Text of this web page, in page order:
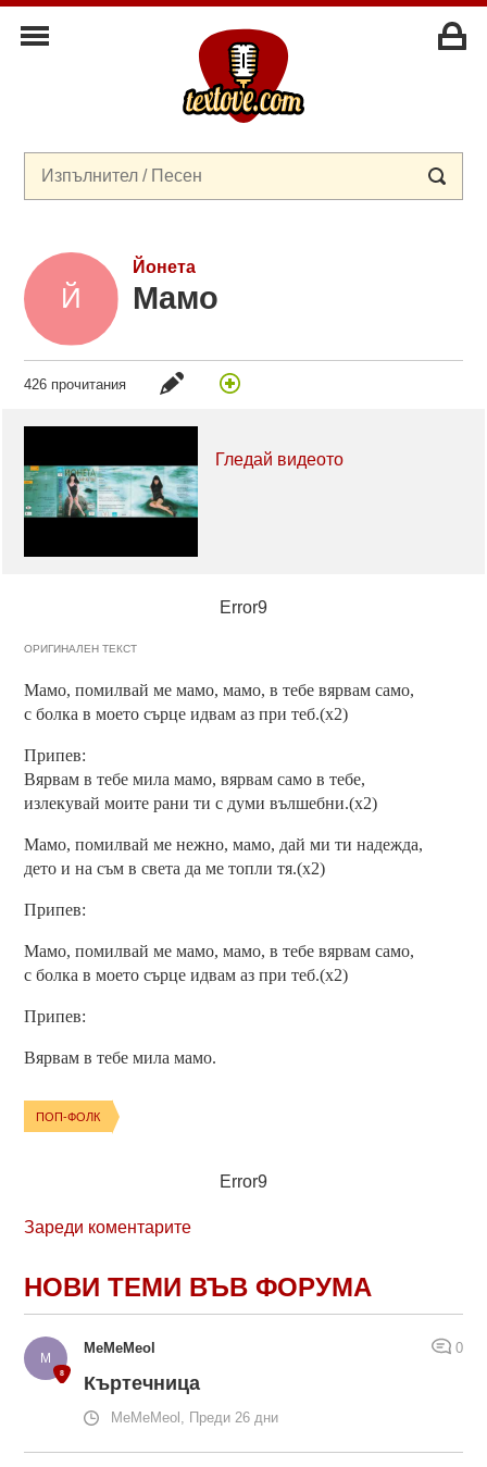
Йонета
Мамо
426 прочитания
Гледай видеото
Error9
ОРИГИНАЛЕН ТЕКСТ
Мамо, помилвай ме мамо, мамо, в тебе вярвам само,
с болка в моето сърце идвам аз при теб.(x2)
Припев:
Вярвам в тебе мила мамо, вярвам само в тебе,
излекувай моите рани ти с думи вълшебни.(x2)
Мамо, помилвай ме нежно, мамо, дай ми ти надежда,
дето и на съм в света да ме топли тя.(x2)
Припев:
Мамо, помилвай ме мамо, мамо, в тебе вярвам само,
с болка в моето сърце идвам аз при теб.(x2)
Припев:
Вярвам в тебе мила мамо.
ПОП-ФОЛК
Error9
Зареди коментарите
НОВИ ТЕМИ ВЪВ ФОРУМА
MeMeMeol 0
Къртечница
MeMeMeol, Преди 26 дни